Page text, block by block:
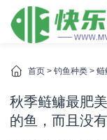
首页 > 钓鱼种类 > 鲢
秋季鲢鳙最肥
的鱼，而且没